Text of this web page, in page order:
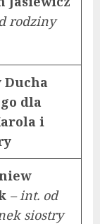
rodziny
Ducha
dla
i
– int. od
siostry